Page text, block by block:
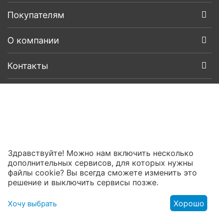
Покупателям
О компании
Контакты
Здравствуйте! Можно нам включить несколько
дополнительных сервисов, для которых нужны
файлы cookie? Вы всегда сможете изменить это
решение и выключить сервисы позже.
Хочу выбрать Хорошо